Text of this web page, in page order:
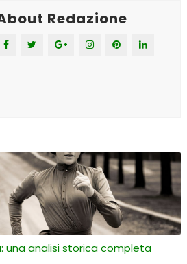
Redazione
una analisi storica completa